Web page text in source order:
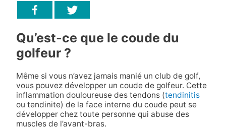
Qu’est-ce que le coude du
golfeur ?
Même si vous n’avez jamais manié un club de golf,
vous pouvez développer un coude de golfeur. Cette
inflammation douloureuse des tendons (tendinitis
ou tendinite) de la face interne du coude peut se
développer chez toute personne qui abuse des
muscles de l’avant-bras.